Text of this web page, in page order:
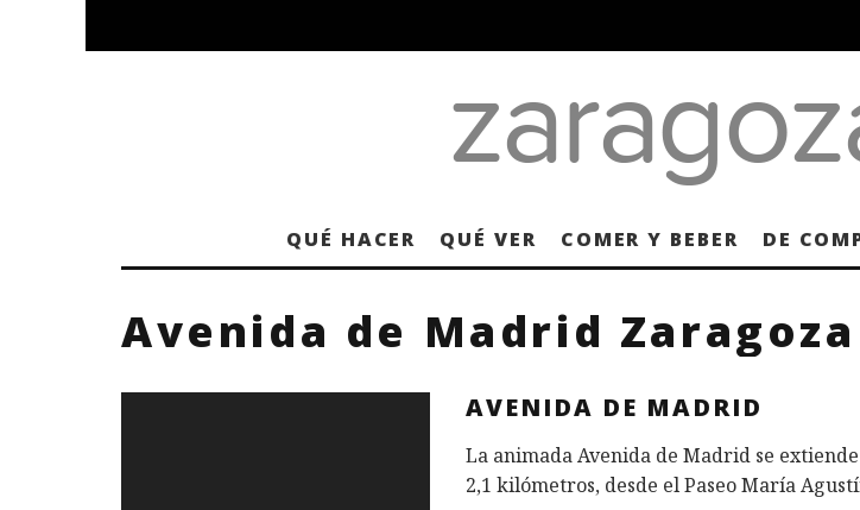
QUÉ HACER QUÉ VER COMER Y BEBER DE
Avenida de Madrid Zaragoza
AVENIDA DE MADRID
La animada Avenida de Madrid se
2,1 kilómetros, desde el Paseo María